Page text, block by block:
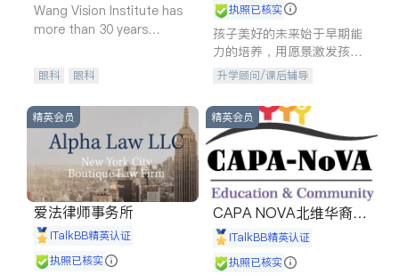
Wang Vision Institute has
more than 30 years
眼科 眼科
执照已核实
孩子美好的未来始于早期能
力的培养，用愿景激发孩子
的学习潜力和动力。理念：
拥有成长型心态是成功的基
石。
升学顾问/课后辅导
精英会员
爱法律师事务所
iTalkBB精英认证
执照已核实
精英会员
CAPA NOVA北维华裔家
长会iTalkBB精英认证
执照已核实